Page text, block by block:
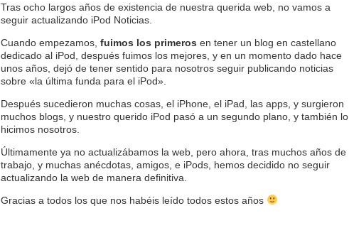
Tras ocho largos años de existencia de nuestra querida web, no vamos a
seguir actualizando iPod Noticias.
Cuando empezamos, fuimos los primeros en tener un blog en castellano
dedicado al iPod, después fuimos los mejores, y en un momento dado hace
unos años, dejó de tener sentido para nosotros seguir publicando noticias
sobre «la última funda para el iPod».
Después sucedieron muchas cosas, el iPhone, el iPad, las apps, y surgieron
muchos blogs, y nuestro querido iPod pasó a un segundo plano, y también lo
hicimos nosotros.
Últimamente ya no actualizábamos la web, pero ahora, tras muchos años de
trabajo, y muchas anécdotas, amigos, e iPods, hemos decidido no seguir
actualizando la web de manera definitiva.
Gracias a todos los que nos habéis leído todos estos años